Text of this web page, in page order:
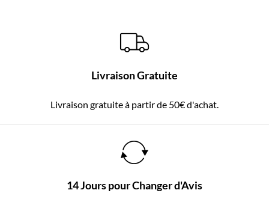
Livraison Gratuite
Livraison gratuite à partir de 50€ d'achat.
14 Jours pour Changer d'Avis